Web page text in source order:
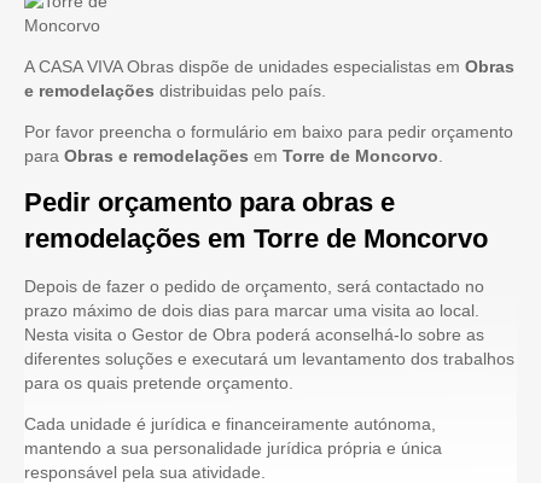
A CASA VIVA Obras dispõe de unidades especialistas em Obras
e remodelações distribuidas pelo país.
Por favor preencha o formulário em baixo para pedir orçamento
para Obras e remodelações em Torre de Moncorvo
Pedir orçamento para obras e
remodelações em Torre de Moncorvo
Depois de fazer o pedido de orçamento, será contactado no
prazo máximo de dois dias para marcar uma visita ao local.
Nesta visita o Gestor de Obra poderá aconselhá-lo sobre as
diferentes soluções e executará um levantamento dos trabalhos
para os quais pretende orçamento.
Cada unidade é jurídica e financeiramente autónoma,
mantendo a sua personalidade jurídica própria e única
responsável pela sua atividade.